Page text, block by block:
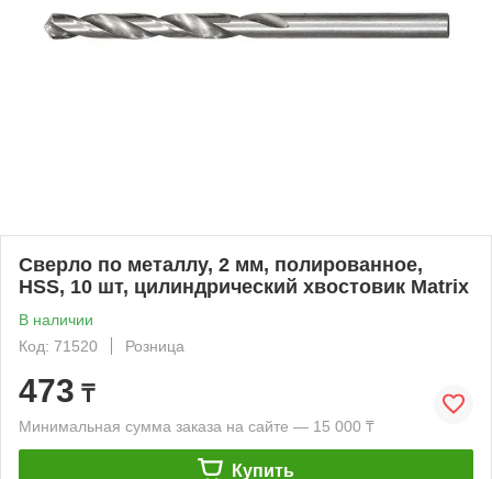
Сверло по металлу, 2 мм, полированное,
HSS, 10 шт, цилиндрический хвостовик Matrix
В наличии
Код: 71520
Розница
473 ₸
Минимальная сумма заказа на сайте — 15 000 ₸
Купить